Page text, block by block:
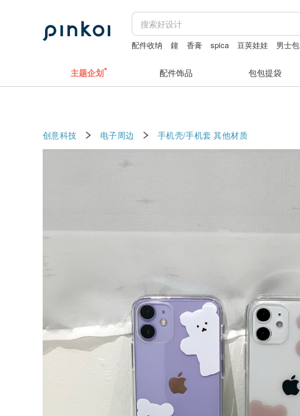
配件收纳 鐘 香膏 spica 豆荚娃娃 男士包
主题企划 配件饰品 包包提袋
创意科技 电子周边 手机壳/手机套 其他材质